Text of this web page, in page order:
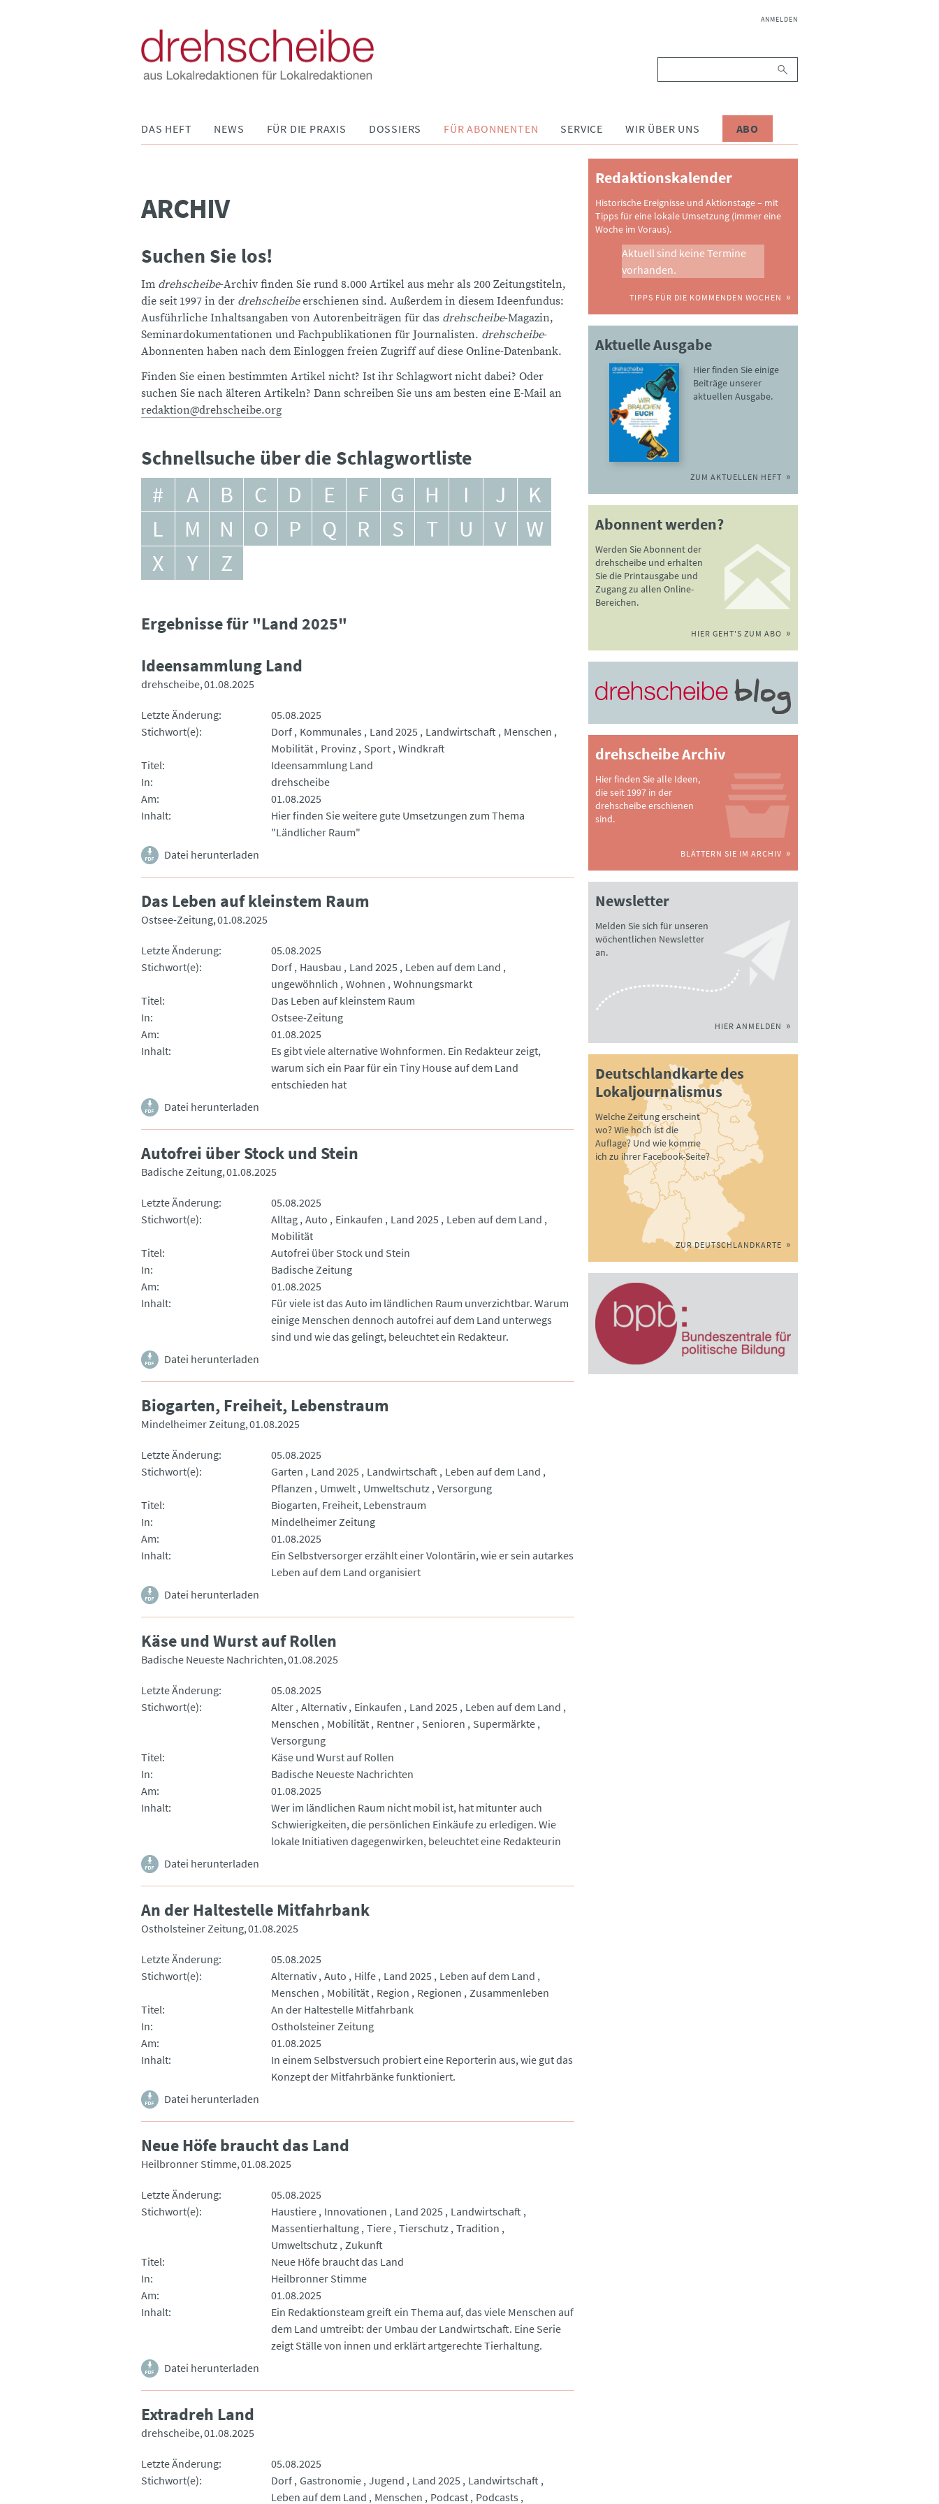
NAVIGATION
ANMELDEN
DAS HEFT NEWS FÜR DIE PRAXIS DOSSIERS FÜR ABONNENTEN SERVICE WIR ÜBER UNS ABO
ARCHIV
Suchen Sie los!
Im drehscheibe-Archiv finden Sie rund 8.000 Artikel aus mehr als 200 Zeitungstiteln,
die seit 1997 in der drehscheibeerschienen sind. Außerdem in diesem Ideenfundus:
Ausführliche Inhaltsangaben von Autorenbeiträgen für das drehscheibe-Magazin,
Seminardokumentationen und Fachpublikationen für Journalisten. drehscheibe-
Abonnenten haben nach dem Einloggen freien Zugriff auf diese Online-Datenbank.
Finden Sie einen bestimmten Artikel nicht? Ist ihr Schlagwort nicht dabei? Oder
suchen Sie nach älteren Artikeln? Dann schreiben Sie uns am besten eine E-Mail an
redaktion@drehscheibe.org
Schnellsuche über die Schlagwortliste
# A B C D E F G H I J
K
L
M N O P Q R S T U V
W
X
Y Z
Ergebnisse für "Land 2025"
Ideensammlung Land
drehscheibe 01.08.2025
Letzte Änderung
05.08.2025
Stichwort(e)
Dorf Kommunales Land 2025 Landwirtschaft
Menschen
Mobilität
Provinz Sport Windkraft
Titel
Ideensammlung Land
In
drehscheibe
Am
01.08.2025
Inhalt
Hier finden Sie weitere gute Umsetzungen zum Thema
"Ländlicher Raum"
Datei herunterladen
Das Leben auf kleinstem Raum
Ostsee-Zeitung 01.08.2025
Letzte Änderung
05.08.2025
Stichwort(e)
Dorf Hausbau Land 2025
Leben auf dem Land
ungewöhnlich Wohnen Wohnungsmarkt
Titel
Das Leben auf kleinstem Raum
In
Ostsee-Zeitung
Am
01.08.2025
Inhalt
Es gibt viele alternative Wohnformen. Ein Redakteur zeigt,
warum sich ein Paar für ein Tiny House auf dem Land
entschieden hat
Datei herunterladen
Autofrei über Stock und Stein
Badische Zeitung 01.08.2025
Letzte Änderung
05.08.2025
Stichwort(e)
Alltag Auto Einkaufen Land 2025
Leben auf dem Land
Mobilität
Titel
Autofrei über Stock und Stein
In
Badische Zeitung
Am
01.08.2025
Inhalt
Für viele ist das Auto im ländlichen Raum unverzichtbar. Warum
einige Menschen dennoch autofrei auf dem Land unterwegs
sind und wie das gelingt, beleuchtet ein Redakteur.
Datei herunterladen
Biogarten, Freiheit, Lebenstraum
Mindelheimer Zeitung 01.08.2025
Letzte Änderung
05.08.2025
Stichwort(e)
Garten Land 2025 Landwirtschaft
Leben auf dem Land
Pflanzen
Umwelt Umweltschutz Versorgung
Titel
Biogarten, Freiheit, Lebenstraum
In
Mindelheimer Zeitung
Am
01.08.2025
Inhalt
Ein Selbstversorger erzählt einer Volontärin, wie er sein autarkes
Leben auf dem Land organisiert
Datei herunterladen
Käse und Wurst auf Rollen
Badische Neueste Nachrichten 01.08.2025
Letzte Änderung
05.08.2025
Stichwort(e)
Alter Alternativ Einkaufen Land 2025
Leben auf dem Land
Menschen
Mobilität Rentner Senioren
Supermärkte
Versorgung
Titel
Käse und Wurst auf Rollen
In
Badische Neueste Nachrichten
Am
01.08.2025
Inhalt
Wer im ländlichen Raum nicht mobil ist, hat mitunter auch
Schwierigkeiten, die persönlichen Einkäufe zu erledigen. Wie
lokale Initiativen dagegenwirken, beleuchtet eine Redakteurin
Datei herunterladen
An der Haltestelle Mitfahrbank
Ostholsteiner Zeitung 01.08.2025
Letzte Änderung
05.08.2025
Stichwort(e)
Alternativ Auto Hilfe Land 2025
Leben auf dem Land
Menschen
Mobilität Region Regionen
Zusammenleben
Titel
An der Haltestelle Mitfahrbank
In
Ostholsteiner Zeitung
Am
01.08.2025
Inhalt
In einem Selbstversuch probiert eine Reporterin aus, wie gut das
Konzept der Mitfahrbänke funktioniert.
Datei herunterladen
Neue Höfe braucht das Land
Heilbronner Stimme 01.08.2025
Letzte Änderung
05.08.2025
Stichwort(e)
Haustiere Innovationen Land 2025
Landwirtschaft
Massentierhaltung Tiere Tierschutz Tradition
Umweltschutz
Zukunft
Titel
Neue Höfe braucht das Land
In
Heilbronner Stimme
Am
01.08.2025
Inhalt
Ein Redaktionsteam greift ein Thema auf, das viele Menschen auf
dem Land umtreibt: der Umbau der Landwirtschaft. Eine Serie
zeigt Ställe von innen und erklärt artgerechte Tierhaltung.
Datei herunterladen
Extradreh Land
drehscheibe 01.08.2025
Letzte Änderung
05.08.2025
Stichwort(e)
Dorf Gastronomie Jugend Land 2025
Landwirtschaft
Leben auf dem Land
Menschen Podcast Podcasts
Redaktionskalender
Historische Ereignisse und Aktionstage – mit
Tipps für eine lokale Umsetzung (immer eine
Woche im Voraus).
Aktuell sind keine Termine
vorhanden.
TIPPS FÜR DIE KOMMENDEN WOCHEN
Aktuelle Ausgabe
Hier finden Sie einige
Beiträge unserer
aktuellen Ausgabe.
ZUM AKTUELLEN HEFT
Abonnent werden?
Werden Sie Abonnent der
drehscheibe und erhalten
Sie die Printausgabe und
Zugang zu allen Online-
Bereichen.
HIER GEHT'S ZUM ABO
drehscheibe Archiv
Hier finden Sie alle Ideen,
die seit 1997 in der
drehscheibe erschienen
sind.
BLÄTTERN SIE IM ARCHIV
Newsletter
Melden Sie sich für unseren
wöchentlichen Newsletter
an.
HIER ANMELDEN
Deutschlandkarte des
Lokaljournalismus
Welche Zeitung erscheint
wo? Wie hoch ist die
Auflage? Und wie komme
ich zu ihrer Facebook-Seite?
ZUR DEUTSCHLANDKARTE